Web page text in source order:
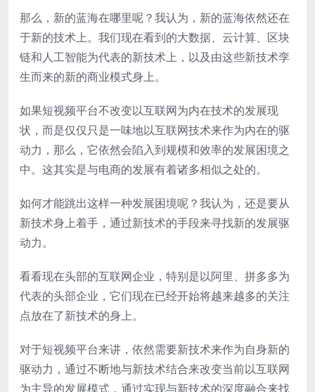
那么，新的蓝海在哪里呢？我认为，新的蓝海依然还在
于新的技术上。我们现在看到的大数据、云计算、区块
链和人工智能为代表的新技术上，以及由这些新技术孪
生而来的新的商业模式身上。
如果短视频平台不改变以互联网为内在技术的发展现
状，而是仅仅只是一味地以互联网技术来作为内在的驱
动力，那么，它依然会陷入到规模和效率的发展困境之
中。这其实是与电商的发展有着诸多相似之处的。
如何才能跳出这样一种发展困境呢？我认为，还是要从
新技术身上着手，通过新技术的手段来寻找新的发展驱
动力。
看看现在头部的互联网企业，特别是以阿里、拼多多为
代表的头部企业，它们现在已经开始将越来越多的关注
点放在了新技术的身上。
对于短视频平台来讲，依然需要新技术来作为自身新的
驱动力，通过不断地与新技术结合来改变当前以互联网
为主导的发展模式，通过实现与新技术的深度融合来找